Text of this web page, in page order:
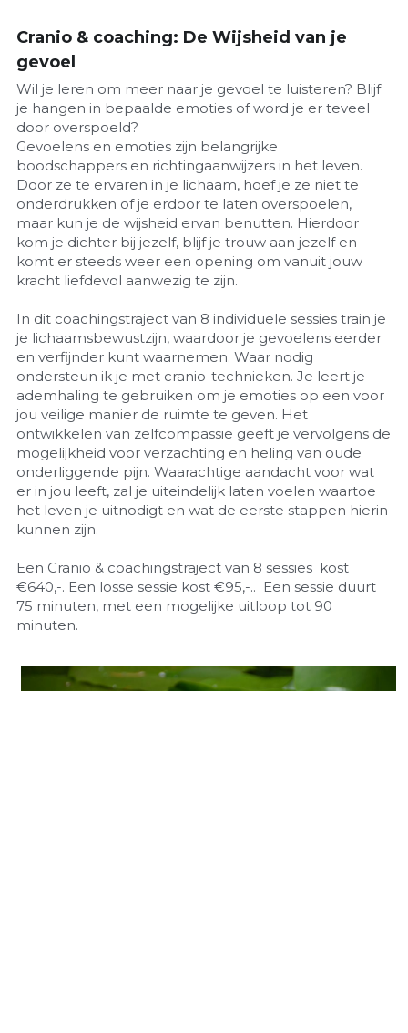
Cranio & coaching: De Wijsheid van je
gevoel
Wil je leren om meer naar je gevoel te luisteren? Blijf
je hangen in bepaalde emoties of word je er teveel
door overspoeld?
Gevoelens en emoties zijn belangrijke
boodschappers en richtingaanwijzers in het leven.
Door ze te ervaren in je lichaam, hoef je ze niet te
onderdrukken of je erdoor te laten overspoelen,
maar kun je de wijsheid ervan benutten. Hierdoor
kom je dichter bij jezelf, blijf je trouw aan jezelf en
komt er steeds weer een opening om vanuit jouw
kracht liefdevol aanwezig te zijn.
In dit coachingstraject van 8 individuele sessies train je
je lichaamsbewustzijn, waardoor je gevoelens eerder
en verfijnder kunt waarnemen. Waar nodig
ondersteun ik je met cranio-technieken. Je leert je
ademhaling te gebruiken om je emoties op een voor
jou veilige manier de ruimte te geven. Het
ontwikkelen van zelfcompassie geeft je vervolgens de
mogelijkheid voor verzachting en heling van oude
onderliggende pijn. Waarachtige aandacht voor wat
er in jou leeft, zal je uiteindelijk laten voelen waartoe
het leven je uitnodigt en wat de eerste stappen hierin
kunnen zijn.
Een Cranio & coachingstraject van 8 sessies  kost
€640,-. Een losse sessie kost €95,-..  Een sessie duurt
75 minuten, met een mogelijke uitloop tot 90
minuten.